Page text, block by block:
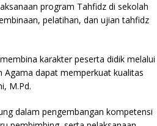
program Tahfidz di sekolah
pelatihan, dan ujian tahfidz
karakter peserta didik melalui
Agama dapat memperkuat kualitas
M.Pd.
dalam pengembangan kompetensi